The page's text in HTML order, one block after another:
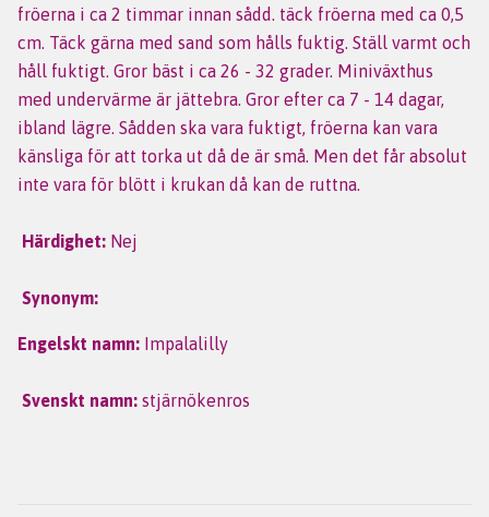
fröerna i ca 2 timmar innan sådd. täck fröerna med ca 0,5
cm. Täck gärna med sand som hålls fuktig. Ställ varmt och
håll fuktigt. Gror bäst i ca 26 - 32 grader. Miniväxthus
med undervärme är jättebra. Gror efter ca 7 - 14 dagar,
ibland lägre. Sådden ska vara fuktigt, fröerna kan vara
känsliga för att torka ut då de är små. Men det får absolut
inte vara för blött i krukan då kan de ruttna.
Härdighet: Nej
Synonym:
Engelskt namn: Impalalilly
Svenskt namn: stjärnökenros